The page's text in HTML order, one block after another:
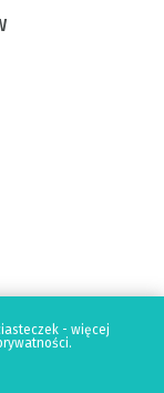
- więcej